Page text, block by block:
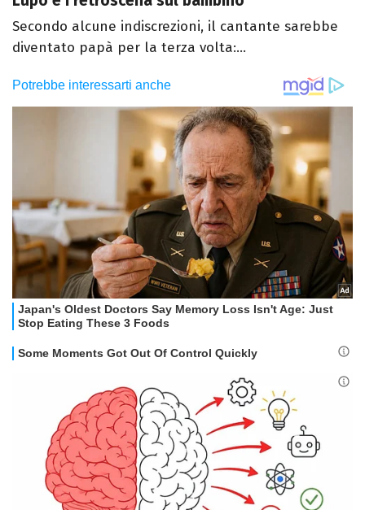
Secondo alcune indiscrezioni, il cantante sarebbe
diventato papà per la terza volta:...